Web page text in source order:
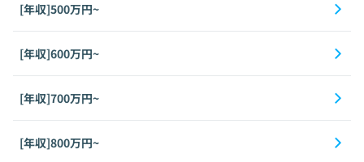
[年収]500万円~
[年収]600万円~
[年収]700万円~
[年収]800万円~